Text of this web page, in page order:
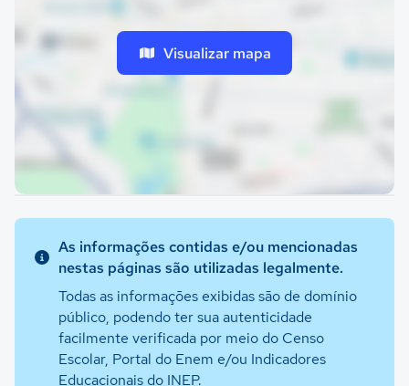
Visualizar mapa
As informações contidas e/ou mencionadas
nestas páginas são utilizadas legalmente.
Todas as informações exibidas são de domínio
público, podendo ter sua autenticidade
facilmente verificada por meio do Censo
Escolar, Portal do Enem e/ou Indicadores
Educacionais do INEP.